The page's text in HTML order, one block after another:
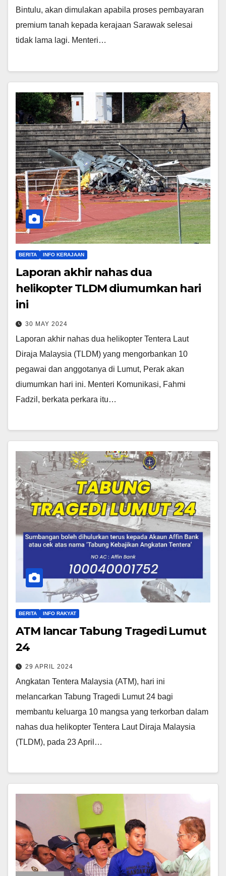
Bintulu, akan dimulakan apabila proses pembayaran
premium tanah kepada kerajaan Sarawak selesai
tidak lama lagi. Menteri…
BERITA INFO KERAJAAN
Laporan akhir nahas dua
helikopter TLDM diumumkan hari
ini
30 MAY 2024
Laporan akhir nahas dua helikopter Tentera Laut
Diraja Malaysia (TLDM) yang mengorbankan 10
pegawai dan anggotanya di Lumut, Perak akan
diumumkan hari ini. Menteri Komunikasi, Fahmi
Fadzil, berkata perkara itu…
BERITA INFO RAKYAT
ATM lancar Tabung Tragedi Lumut
24
29 APRIL 2024
Angkatan Tentera Malaysia (ATM), hari ini
melancarkan Tabung Tragedi Lumut 24 bagi
membantu keluarga 10 mangsa yang terkorban dalam
nahas dua helikopter Tentera Laut Diraja Malaysia
(TLDM), pada 23 April…